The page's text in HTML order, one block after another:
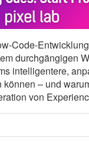
Code-
durchgängigen
intelligentere,
– und
von